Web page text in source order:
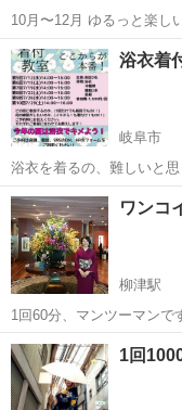
10月〜12月 ゆるっと楽し
物は可愛い、綺麗、楽し
みましょう！！ 着物の皆さんのイメージは？ ・着るのが難しい ・お
手入れ...
岐阜 岐阜市 着付
浴衣着
岐阜市
浴衣を着るの、難しいと思っていません
この時代、着物だけでな
いことでしょう。 なぜな
必要だから！ 腰紐？...
岐阜 岐阜市 着付
ワンコ
柳津駅
1回60分、マンツーマンです
小紋、訪問着、留袖…etc なんでも教
けれるようになりますよ
岐阜 岐阜市 柳津
1回